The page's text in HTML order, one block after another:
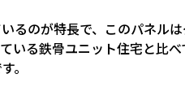
るのが特長で、このパネル
いる鉄骨ユニット住宅と比
。